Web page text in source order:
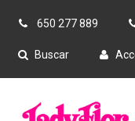
650 277 889
Buscar